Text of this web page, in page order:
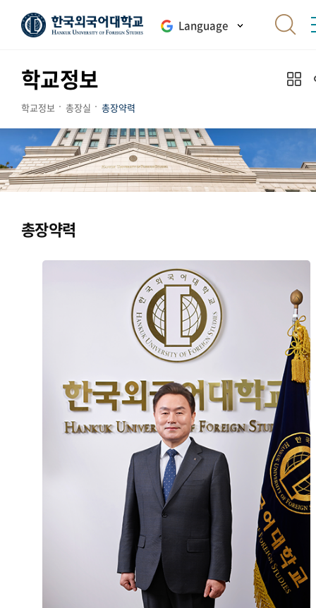
Language
학교정보
학교정보 총장실 총장약력
총장약력